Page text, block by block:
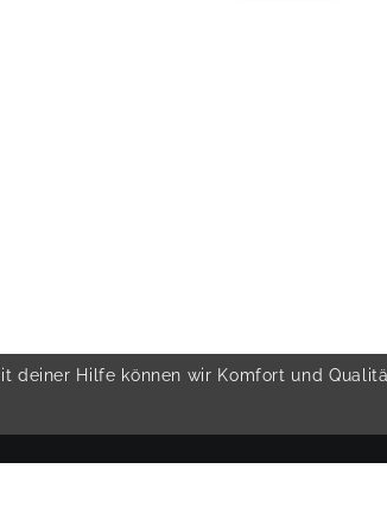
Hilfe können wir Komfort und